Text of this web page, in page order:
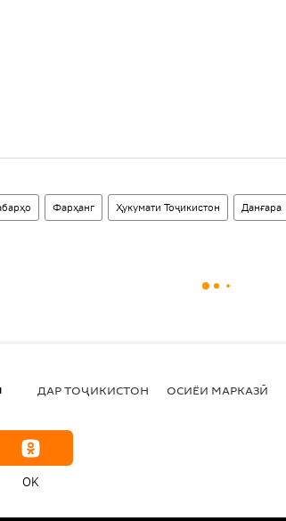
Фарҳанг Ҳукумати Тоҷикистон Данғара
ДАР ТОҶИКИСТОН ОСИЁИ МАРКАЗӢ
OK